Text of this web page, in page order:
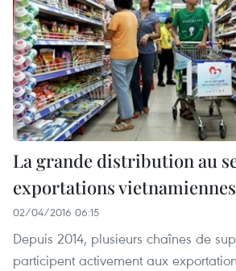
La grande distribution au
exportations vietnamiennes
02/04/2016 06:15
Depuis 2014, plusieurs chaînes de
participent activement aux